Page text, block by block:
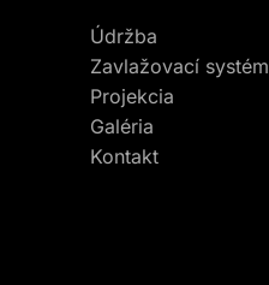
Údržba
Zavlažovací systém
Projekcia
Galéria
Kontakt